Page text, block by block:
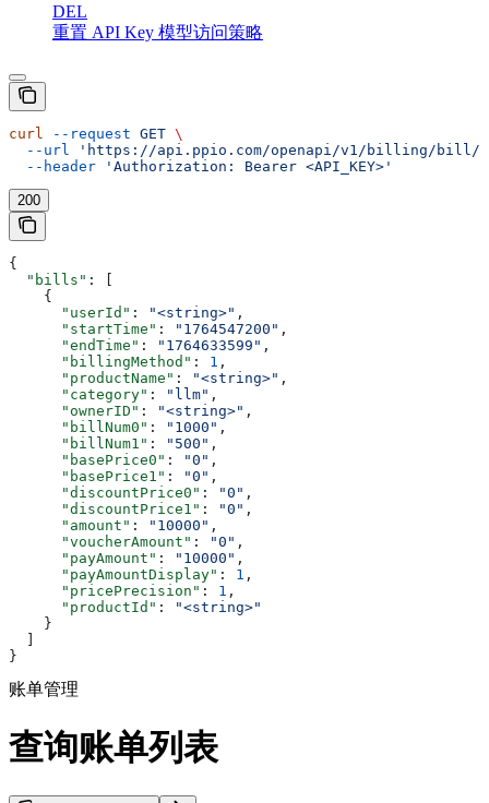
DEL
重置 API Key 模型访问策略
curl --request GET \
  --url
'https://api.ppio.com/openapi/v1/billing/bill/
  --header
'Authorization: Bearer <API_KEY>'
200
{
  "bills"
: [
    {
      "userId"
: "<string>" ,
      "startTime"
: "1764547200" ,
      "endTime"
: "1764633599" ,
      "billingMethod"
: 1 ,
      "productName"
: "<string>" ,
      "category"
: "llm" ,
      "ownerID"
: "<string>" ,
      "billNum0"
: "1000" ,
      "billNum1"
: "500" ,
      "basePrice0"
: "0" ,
      "basePrice1"
: "0" ,
      "discountPrice0"
: "0" ,
      "discountPrice1"
: "0" ,
      "amount"
: "10000" ,
      "voucherAmount"
: "0" ,
      "payAmount"
: "10000" ,
      "payAmountDisplay"
: 1 ,
      "pricePrecision"
: 1 ,
      "productId"
:
"<string>"
    }
  ]
}
账单管理
查询账单列表